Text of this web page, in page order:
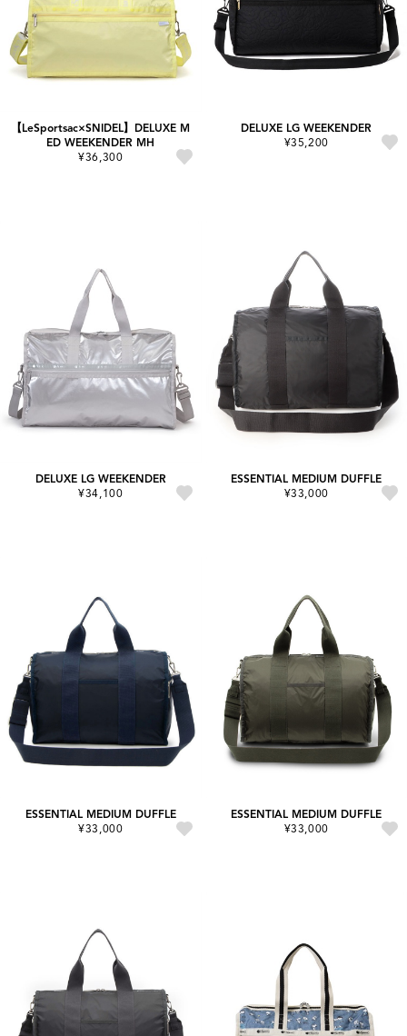
【LeSportsac×SNIDEL】DELUXE M
ED WEEKENDER MH
¥36,300
DELUXE LG WEEKENDER
¥35,200
DELUXE LG WEEKENDER
¥34,100
ESSENTIAL MEDIUM DUFFLE
¥33,000
ESSENTIAL MEDIUM DUFFLE
¥33,000
ESSENTIAL MEDIUM DUFFLE
¥33,000